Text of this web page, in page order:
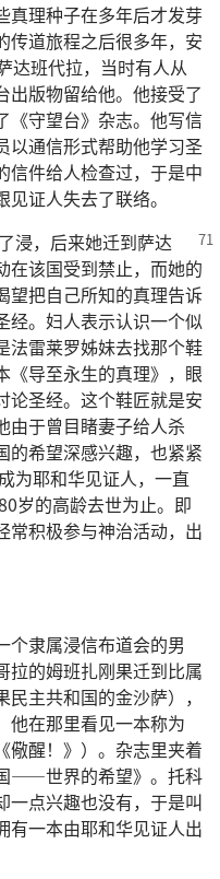
真理种子在多年后才发芽
传道旅程之后很多年，安
达班代拉，当时有人从
出版物留给他。他接受了
《守望台》杂志。他写信
以通信形式帮助他学习圣
信件给人检查过，于是中
证人失去了联络。
浸，后来她迁到萨达
在该国受到禁止，而她的
望把自己所知的真理告诉
经。妇人表示认识一个似
法雷莱罗姊妹去找那个鞋
《导至永生的真理》，眼
论圣经。这个鞋匠就是安
由于曾目睹妻子给人杀
的希望深感兴趣，也紧紧
为耶和华见证人，一直
岁的高龄去世为止。即
常积极参与神治活动，出
个隶属浸信布道会的男
的姆班扎刚果迁到比属
主共和国的金沙萨），
他在那里看见一本称为
儆醒！》）。杂志里夹着
——世界的希望》。托科
一点兴趣也没有，于是叫
有一本由耶和华见证人出